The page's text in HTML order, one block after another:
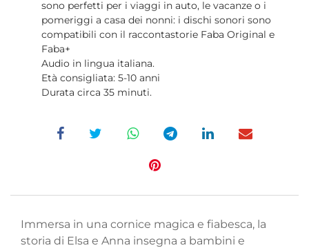
sono perfetti per i viaggi in auto, le vacanze o i
pomeriggi a casa dei nonni: i dischi sonori sono
compatibili con il raccontastorie Faba Original e
Faba+
Audio in lingua italiana.
Età consigliata: 5-10 anni
Durata circa 35 minuti.
Immersa in una cornice magica e fiabesca, la
storia di Elsa e Anna insegna a bambini e